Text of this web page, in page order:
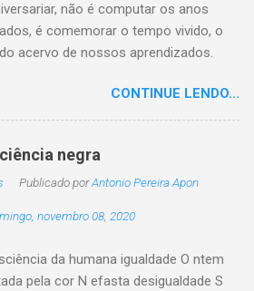
compartilhando o crédito correto.
não é computar os anos
é comemorar o tempo vivido, o
acervo de nossos aprendizados.
Há quem simplesmente assista o tempo
passarem. Mas, há também quem
alheio a tudo, tem quem aprenda
o passar... Eu tenho aprendido:
CONTINUE LENDO...
negra
Publicado porAntonio Pereira Apon
novembro 08, 2020
da humana igualdade O ntem
pela cor N efasta desigualdade S